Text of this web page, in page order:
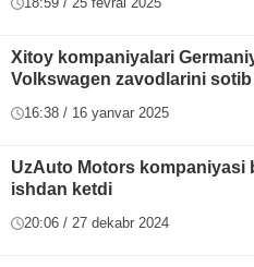
Xitoy kompaniyalari
Volkswagen zavodlarini
16:38 / 16 yanvar 2025
UzAuto Motors kompaniyasi
ishdan ketdi
20:06 / 27 dekabr 2024